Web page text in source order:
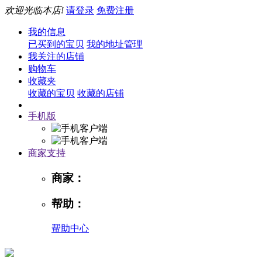
欢迎光临本店! 请登录 免费注册
我的信息
已买到的宝贝 我的地址管理
我关注的店铺
购物车
收藏夹
收藏的宝贝 收藏的店铺
手机版
商家支持
商家：
帮助：
帮助中心